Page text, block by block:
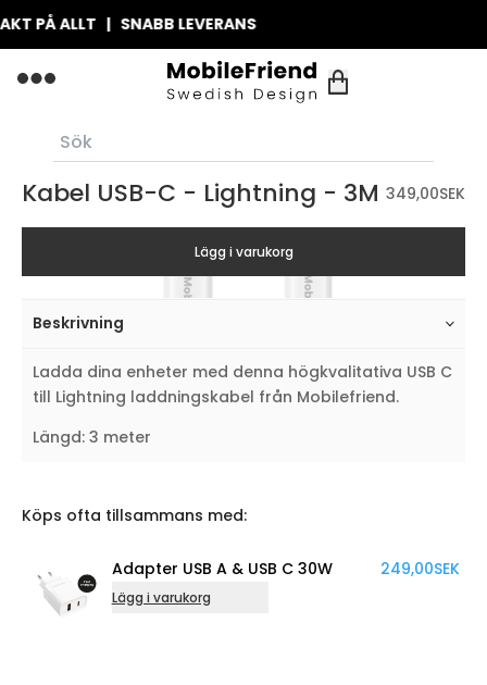
PÅ ALLT | SNABB LEVERANS
Kabel USB-C - Lightning - 3M 349,00SEK
Lägg i varukorg
Beskrivning
Ladda dina enheter med denna högkvalitativa USB C
till Lightning laddningskabel från Mobilefriend.
Längd: 3 meter
Köps ofta tillsammans med:
Adapter USB A & USB C 30W
Lägg i varukorg
249,00SEK